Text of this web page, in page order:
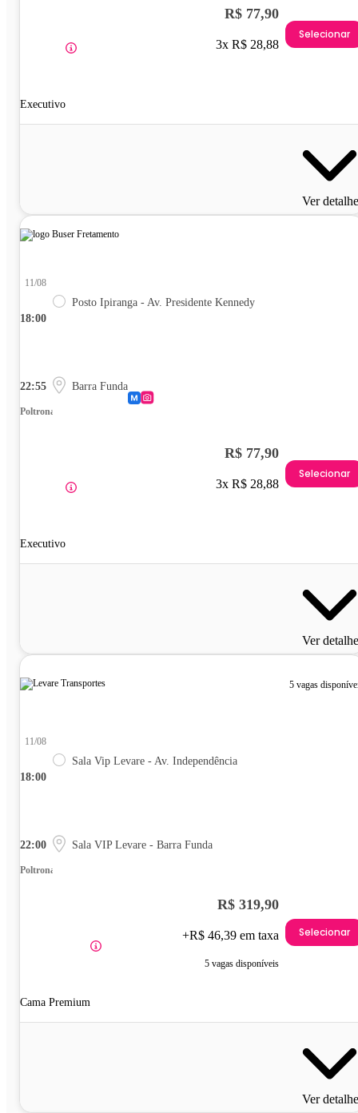
Executivo
R$ 77,90
3x R$ 28,88
Selecionar
Ver
18:00
11/08
Posto Ipiranga - Av. Presidente Kennedy
22:55 Barra Funda
Poltrona
Executivo
R$ 77,90
3x R$ 28,88
Selecionar
Ver
5 vagas
18:00
11/08
Sala Vip Levare - Av. Independência
22:00 Sala VIP Levare - Barra Funda
Poltrona
Cama Premium
R$ 319,90
+R$ 46,39 em taxa
5 vagas disponíveis
Selecionar
Ver